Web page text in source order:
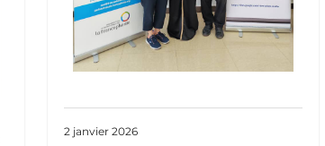
2 janvier 2026